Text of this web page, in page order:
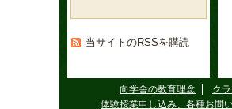
当サイトのRSSを購読
向学舎の教育理念 ク
体験授業申し込み、各種お問